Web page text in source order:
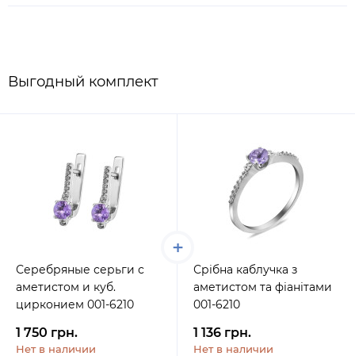
Выгодный комплект
Серебряные серьги с
аметистом и куб.
цирконием 001-6210
1 750 грн.
Нет в наличии
Срібна каблучка з
аметистом та фіанітами
001-6210
1 136 грн.
Нет в наличии